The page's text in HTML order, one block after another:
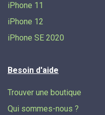
iPhone 11
iPhone 12
iPhone SE 2020
Besoin d'aide
Trouver une boutique
Qui sommes-nous ?